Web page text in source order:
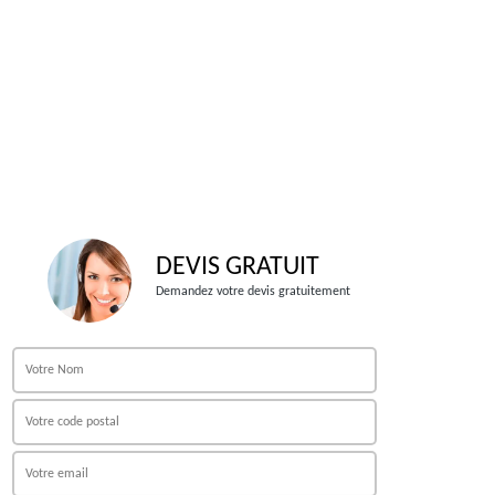
DEVIS GRATUIT
Demandez votre devis gratuitement